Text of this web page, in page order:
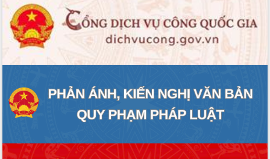
Diễn đàn Kinh tế tư nhân Việt Nam đột
phá cơ chế - Hợp tác công tư
Đề án 06 tạo bước ngoặt đột phá trong
cải cách hành chính tỉnh Đắk Lắk
Kết nối tour, đẩy mạnh chuyển đổi số
Khởi động Dự án Đầu tư xây dựng hạ
tầng kỹ thuật Cụm công nghiệp Tân
Tiến
niệm 101 năm Ngày Báo chí Cách
mạng Việt Nam